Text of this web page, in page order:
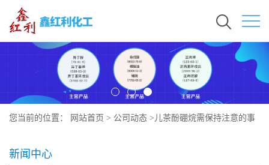
您当前的位置： 网站首页 > 公司动态 > 儿茶酚硼烷需保持注意的事
新闻中心